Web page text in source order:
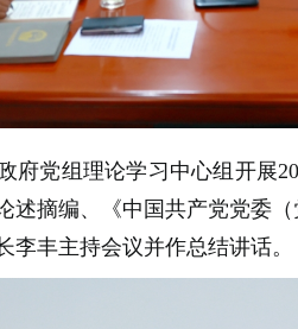
府党组理论学习中心组开展
述摘编、《中国共产党党委
李丰主持会议并作总结讲话。